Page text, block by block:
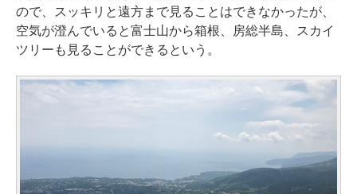
ので、スッキリと遠方まで見ることはできなかったが、
空気が澄んでいると富士山から箱根、房総半島、スカイ
ツリーも見ることができるという。